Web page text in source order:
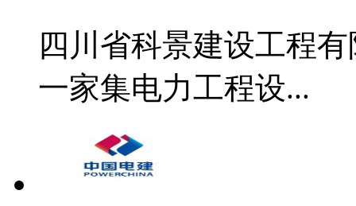
四川省科景建设工程
一家集电力工程设...